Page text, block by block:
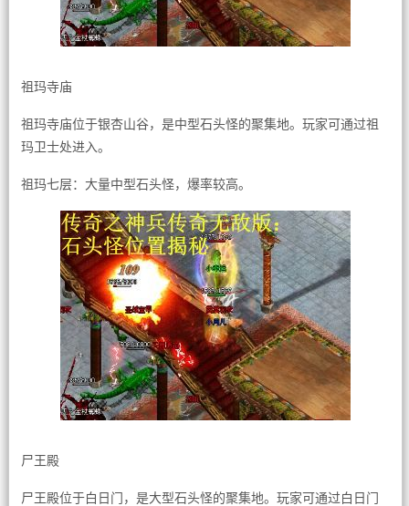
祖玛寺庙
祖玛寺庙位于银杏山谷，是中型石头怪的聚集地。玩家可通过祖
玛卫士处进入。
祖玛七层：大量中型石头怪，爆率较高。
尸王殿
尸王殿位于白日门，是大型石头怪的聚集地。玩家可通过白日门